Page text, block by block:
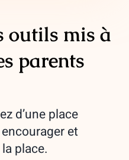
outils mis à
parents
d’une place
et
place.